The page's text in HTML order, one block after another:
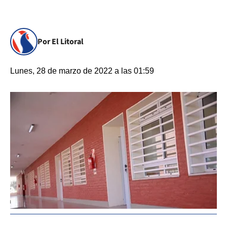
Por El Litoral
Lunes, 28 de marzo de 2022 a las 01:59